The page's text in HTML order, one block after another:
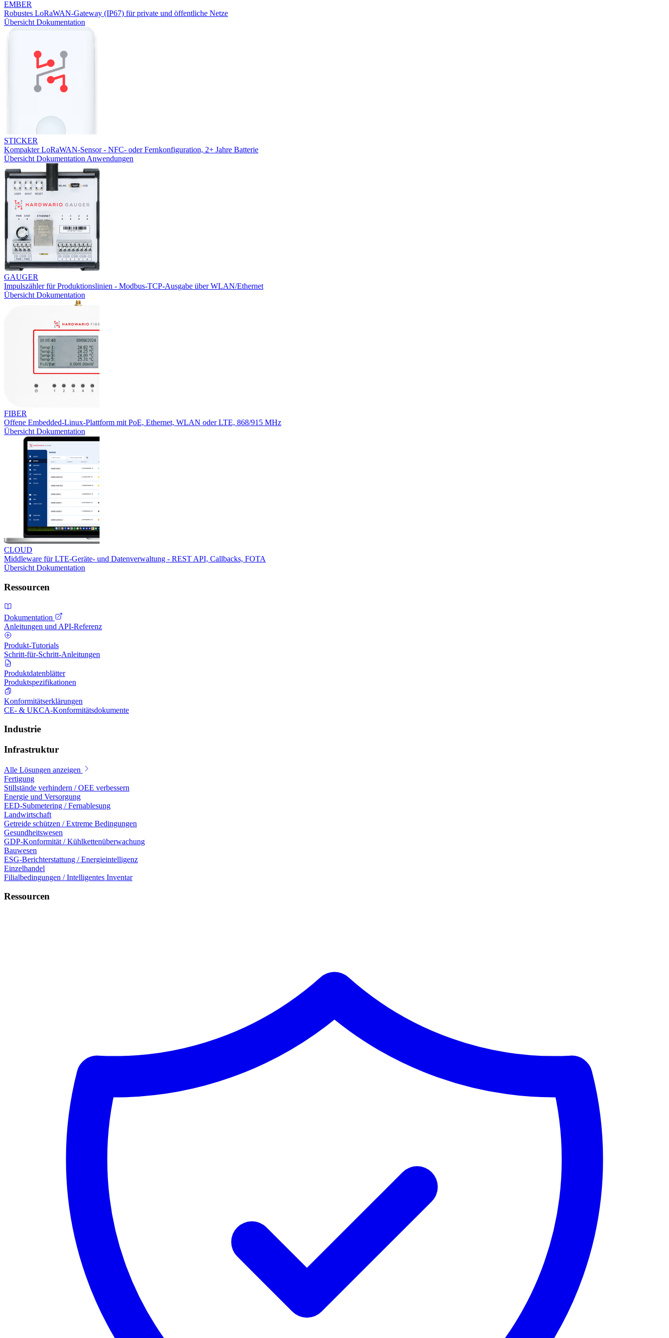
EMBER
Robustes LoRaWAN-Gateway (IP67) für private und öffentliche Netze
Übersicht Dokumentation
STICKER
Kompakter LoRaWAN-Sensor - NFC- oder Fernkonfiguration, 2+ Jahre Batterie
Übersicht Dokumentation Anwendungen
GAUGER
Impulszähler für Produktionslinien - Modbus-TCP-Ausgabe über WLAN/Ethernet
Übersicht Dokumentation
FIBER
Offene Embedded-Linux-Plattform mit PoE, Ethernet, WLAN oder LTE, 868/915 MHz
Übersicht Dokumentation
CLOUD
Middleware für LTE-Geräte- und Datenverwaltung - REST API, Callbacks, FOTA
Übersicht Dokumentation
Ressourcen
Dokumentation
Anleitungen und API-Referenz
Produkt-Tutorials
Schritt-für-Schritt-Anleitungen
Produktdatenblätter
Produktspezifikationen
Konformitätserklärungen
CE- & UKCA-Konformitätsdokumente
Industrie
Infrastruktur
Alle Lösungen anzeigen
Fertigung
Stillstände verhindern / OEE verbessern
Energie und Versorgung
EED-Submetering / Fernablesung
Landwirtschaft
Getreide schützen / Extreme Bedingungen
Gesundheitswesen
GDP-Konformität / Kühlkettenüberwachung
Bauwesen
ESG-Berichterstattung / Energieintelligenz
Einzelhandel
Filialbedingungen / Intelligentes Inventar
Ressourcen